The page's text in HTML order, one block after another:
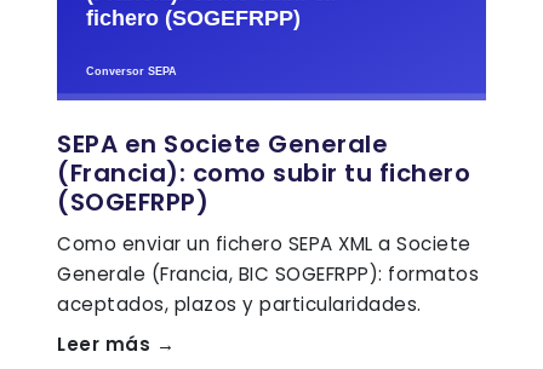
SEPA en Societe Generale
(Francia): como subir tu fichero
(SOGEFRPP)
Como enviar un fichero SEPA XML a Societe
Generale (Francia, BIC SOGEFRPP): formatos
aceptados, plazos y particularidades.
Leer más →